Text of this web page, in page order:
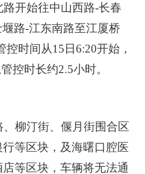
开始往中山西路-长春
路-江东南路至江厦桥
时间从15日6:20开始，
控时长约2.5小时。
柳汀街、偃月街围合区
等区块，及海曙口腔医
等区块，车辆将无法通